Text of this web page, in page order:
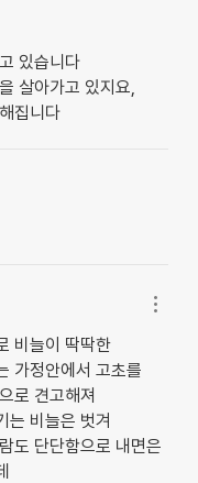
있습니다
살아가고 있지요,
집니다
비늘이 딱딱한
가정안에서 고초를
로 견고해져
는 비늘은 벗겨
도 단단함으로 내면은